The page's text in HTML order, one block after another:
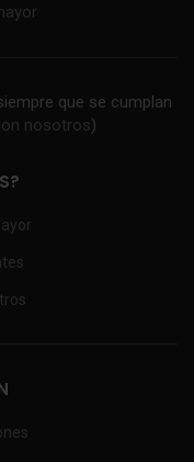
que se cumplan
nosotros)